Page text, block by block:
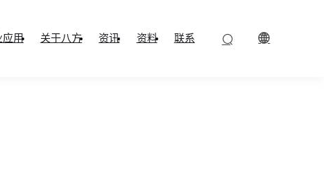
应用 关于八方 资讯 资料 联系